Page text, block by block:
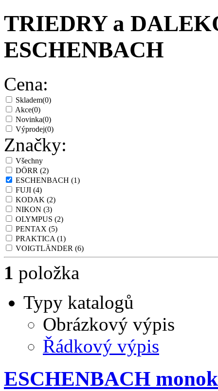
TRIEDRY a
ESCHENBACH
Cena:
Skladem(0)
Akce(0)
Novinka(0)
Výprodej(0)
Značky:
Všechny
DÖRR (2)
ESCHENBACH (1)
FUJI (4)
KODAK (2)
NIKON (3)
OLYMPUS (2)
PENTAX (5)
PRAKTICA(1)
VOIGTLÄNDER (6)
1 položka
Typy katalogů
Obrázkový výpis
Řádkový výpis
ESCHENBACH